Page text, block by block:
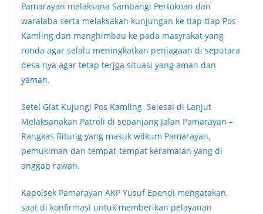
Pamarayan melaksana Sambangi Pertokoan dan
waralaba serta melaksakan kunjungan ke tiap-tiap Pos
Kamling dan menghimbau ke pada masyrakat yang
ronda agar selalu meningkatkan penjagaan di seputara
desa nya agar tetap terjga situasi yang aman dan
yaman.
Setel Giat Kujungi Pos Kamling Selesai di Lanjut
Melaksanakan Patroli di sepanjang Jalan Pamarayan –
Rangkas Bitung yang masuk wilkum Pamarayan,
pemukiman dan tempat-tempat keramaian yang di
anggap rawan.
Kapolsek Pamarayan AKP Yusuf Ependi mengatakan,
saat di konfirmasi untuk memberikan pelayanan